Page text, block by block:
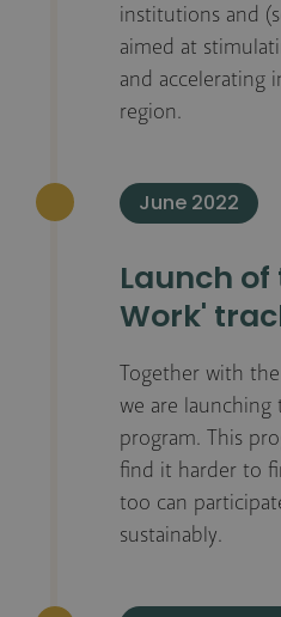
institutions and
aimed at
and accelerating
region.
June 2022
Launch of
Work'
Together with the
we are launching
program. This
find it harder to
too can
sustainably.